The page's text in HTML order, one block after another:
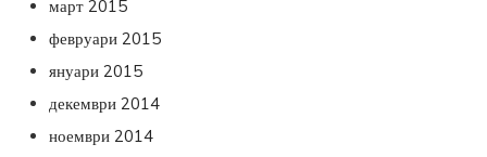
март 2015
февруари 2015
януари 2015
декември 2014
ноември 2014